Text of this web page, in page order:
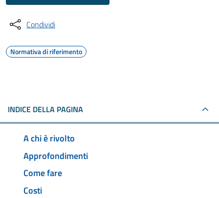
Condividi
Normativa di riferimento
INDICE DELLA PAGINA
A chi è rivolto
Approfondimenti
Come fare
Costi